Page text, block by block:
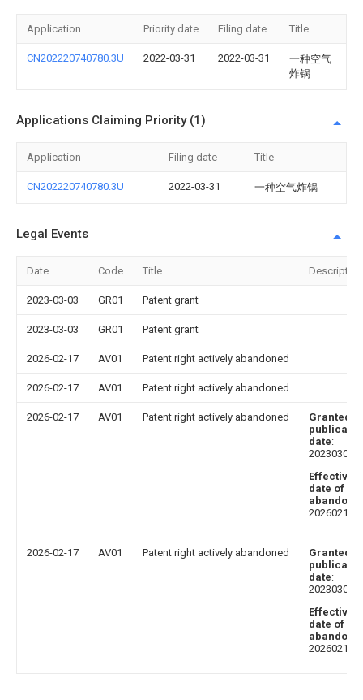
Application Priority date Filing date Title
CN202220740780.3U 2022-03-31 2022-03-31
一种空气
炸锅
Applications Claiming Priority (1)
Application Filing date Title
CN202220740780.3U 2022-03-31 一种空气炸锅
Legal Events
Date Code Title Description
2023-03-03 GR01 Patent grant
2023-03-03 GR01 Patent grant
2026-02-17 AV01 Patent right actively abandoned
2026-02-17 AV01 Patent right actively abandoned
2026-02-17 AV01 Patent right actively abandoned
Granted
date:
20230303
Effective
date of
20260217
2026-02-17 AV01 Patent right actively abandoned
Granted
date:
20230303
Effective
date of
20260217